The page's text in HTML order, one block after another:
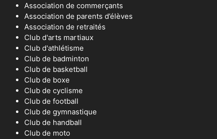
Association de commerçants
Association de parents d’élèves
Association de retraités
Club d'arts martiaux
Club d'athlétisme
Club de badminton
Club de basketball
Club de boxe
Club de cyclisme
Club de football
Club de gymnastique
Club de handball
Club de moto